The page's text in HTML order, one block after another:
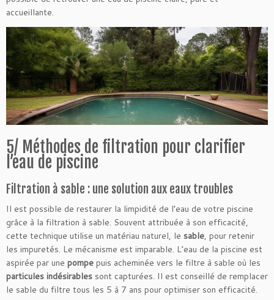
accueillante.
5/ Méthodes de filtration pour clarifier
l’eau de piscine
Filtration à sable : une solution aux eaux troubles
Il est possible de restaurer la limpidité de l’eau de votre piscine
grâce à la filtration à sable. Souvent attribuée à son efficacité,
cette technique utilise un matériau naturel, le sable, pour retenir
les impuretés. Le mécanisme est imparable. L’eau de la piscine est
aspirée par une pompe puis acheminée vers le filtre à sable où les
particules indésirables sont capturées. Il est conseillé de remplacer
le sable du filtre tous les 5 à 7 ans pour optimiser son efficacité.